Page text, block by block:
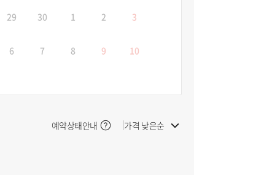
29 30 1 2 3
6 7 8 9 10
예약상태안내
가격 낮은순